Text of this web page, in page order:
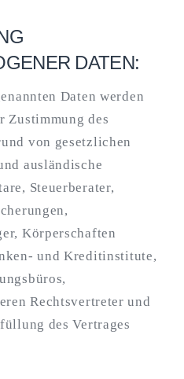
DATEN:
Daten werden
Zustimmung des
von gesetzlichen
ausländische
Steuerberater,
Körperschaften
und Kreditinstitute,
Rechtsvertreter und
des Vertrages